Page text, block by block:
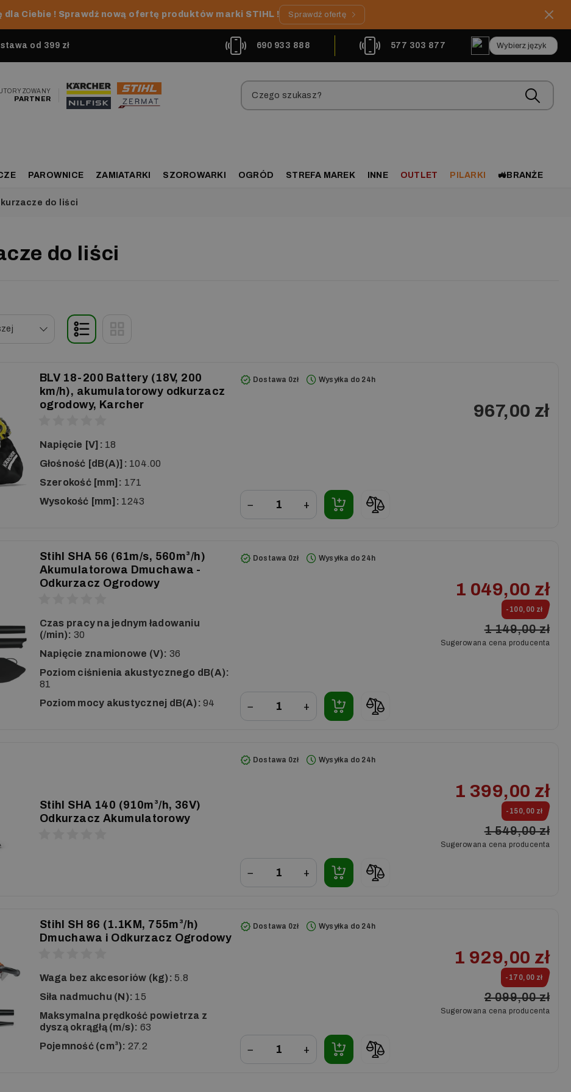
dla Ciebie ! Sprawdź nową ofertę produktów marki STIHL ! Sprawdź ofertę
od 399 zł 690 933 888 577 303 877
PARTNER
PAROWNICE ZAMIATARKI SZOROWARKI OGRÓD STREFA MAREK INNE OUTLET PILARKI 🚜BRANŻE
do liści
do liści
BLV 18-200 Battery (18V, 200
km/h), akumulatorowy odkurzacz
ogrodowy, Karcher
Napięcie [V]: 18
Głośność [dB(A)]: 104.00
Szerokość [mm]: 171
Wysokość [mm]: 1243
Dostawa 0zł Wysyłka do 24h
967,00 zł
− +
Stihl SHA 56 (61m/s, 560m³/h)
Akumulatorowa Dmuchawa -
Odkurzacz Ogrodowy
Czas pracy na jednym ładowaniu
(/min): 30
Napięcie znamionowe (V): 36
Poziom ciśnienia akustycznego dB(A):
81
Poziom mocy akustycznej dB(A): 94
Dostawa 0zł Wysyłka do 24h
1 049,00 zł
-100,00 zł
1 149,00 zł
Sugerowana cena producenta
− +
Stihl SHA 140 (910m³/h, 36V)
Odkurzacz Akumulatorowy
Dostawa 0zł Wysyłka do 24h
1 399,00 zł
-150,00 zł
1 549,00 zł
Sugerowana cena producenta
− +
Stihl SH 86 (1.1KM, 755m³/h)
Dmuchawa i Odkurzacz Ogrodowy
Waga bez akcesoriów (kg): 5.8
Siła nadmuchu (N): 15
Maksymalna prędkość powietrza z
dyszą okrągłą (m/s): 63
Pojemność (cm³): 27.2
Dostawa 0zł Wysyłka do 24h
1 929,00 zł
-170,00 zł
2 099,00 zł
Sugerowana cena producenta
− +